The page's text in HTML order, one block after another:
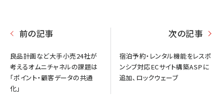
前の記事
良品計画など大手小売24社が
考えるオムニチャネルの課題は
「ポイント・顧客データの共通
化」
次の記事
宿泊予約・レンタル機能をレスポ
ンシブ対応ECサイト構築ASPに
追加、ロックウェーブ